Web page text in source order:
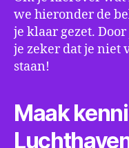
we hieronder de
je klaar gezet.
je zeker dat je niet
staan!
Maak